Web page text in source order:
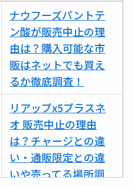
など解説
ビタクラフトのウル
トラが廃盤？なぜ？
復刻はある？ウルト
ラカパーは品切れ？
売ってる場所調査
キーピング販売終了
理由はなぜ？売って
ない？売ってる場所
は？代わりの代用品
ナウフーズパントテ
ン酸が販売中止の理
由は？購入可能な市
販はネットでも買え
るか徹底調査！
リアップx5プラスネ
オ 販売中止の理由
は？チャージとの違
い・通販限定との違
いや売ってる場所調